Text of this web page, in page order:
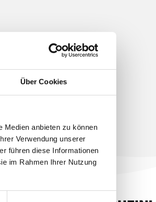
Über Cookies
Medien anbieten zu können
Verwendung unserer
führen diese Informationen
im Rahmen Ihrer Nutzung